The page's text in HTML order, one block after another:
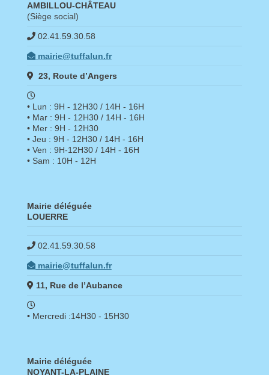
AMBILLOU-CHÂTEAU
(Siège social)
02.41.59.30.58
mairie@tuffalun.fr
23, Route d’Angers
• Lun : 9H - 12H30 / 14H - 16H
• Mar : 9H - 12H30 / 14H - 16H
• Mer : 9H - 12H30
• Jeu : 9H - 12H30 / 14H - 16H
• Ven : 9H-12H30 / 14H - 16H
• Sam : 10H - 12H
Mairie déléguée
LOUERRE
02.41.59.30.58
mairie@tuffalun.fr
11, Rue de l’Aubance
• Mercredi :14H30 - 15H30
Mairie déléguée
NOYANT-LA-PLAINE